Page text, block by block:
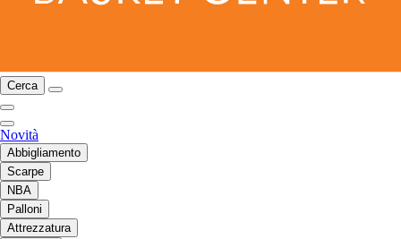
Cerca
Novità
Abbigliamento
Scarpe
NBA
Palloni
Attrezzatura